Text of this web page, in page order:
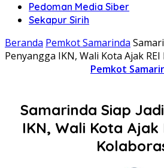
Pedoman Media Siber
Sekapur Sirih
Beranda Pemkot Samarinda
Penyangga IKN, Wali Kota Ajak
Pemkot
Samarinda Siap
IKN, Wali Kota Ajak